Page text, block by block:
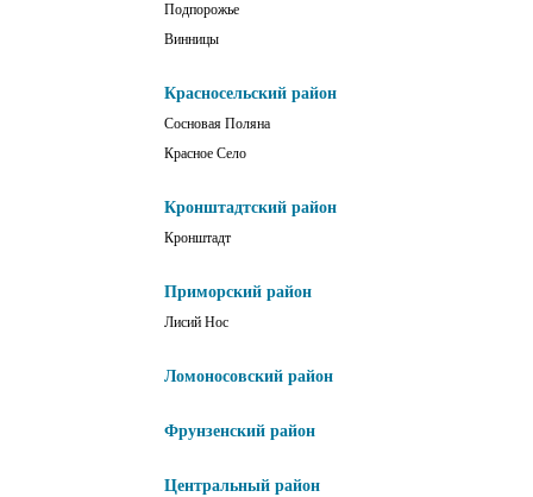
Подпорожье
Винницы
Красносельский район
Сосновая Поляна
Красное Село
Кронштадтский район
Кронштадт
Приморский район
Лисий Нос
Ломоносовский район
Фрунзенский район
Центральный район